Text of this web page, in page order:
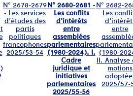
N° 2678-2679
- Les services
d’études des
partis
politiques
francophones
2025/53-54
N° 2680-2681 -
Les conflits
d'intérêts
entre
assemblées
parlementaires
(1980-2024). I.
Cadre
juridique et
initiatives
parlementaires
2025/55-56
N° 2682-
Les
entre
(1980-
II. Analyse
motions
2025/57-